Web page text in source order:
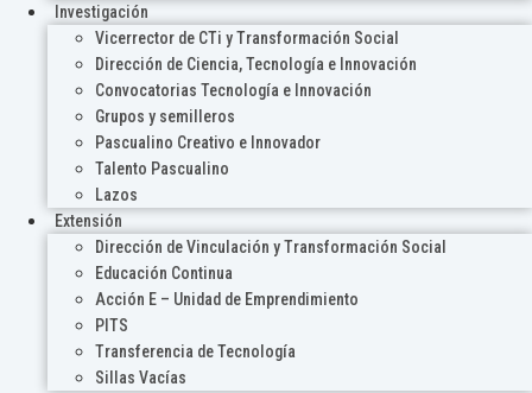
Investigación
Vicerrector de CTi y Transformación Social
Dirección de Ciencia, Tecnología e Innovación
Convocatorias Tecnología e Innovación
Grupos y semilleros
Pascualino Creativo e Innovador
Talento Pascualino
Lazos
Extensión
Dirección de Vinculación y Transformación Social
Educación Continua
Acción E – Unidad de Emprendimiento
PITS
Transferencia de Tecnología
Sillas Vacías